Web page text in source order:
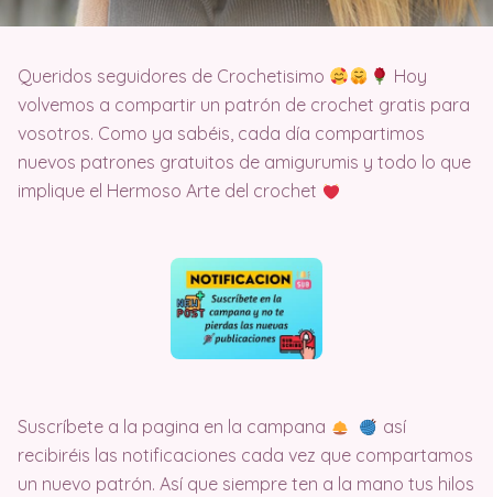
Queridos seguidores de Crochetisimo
Hoy
volvemos a compartir un patrón de crochet gratis para
vosotros. Como ya sabéis, cada día compartimos
nuevos patrones gratuitos de amigurumis y todo lo que
implique el Hermoso Arte del crochet
Suscríbete a la pagina en la campana
así
recibiréis las notificaciones cada vez que compartamos
un nuevo patrón. Así que siempre ten a la mano tus hilos